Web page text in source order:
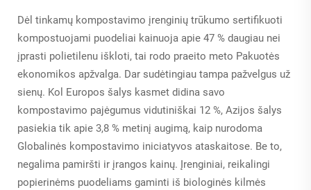
Dėl tinkamų kompostavimo įrenginių trūkumo sertifikuoti
kompostuojami puodeliai kainuoja apie 47 % daugiau nei
įprasti polietilenu iškloti, tai rodo praeito meto Pakuotės
ekonomikos apžvalga. Dar sudėtingiau tampa pažvelgus už
sienų. Kol Europos šalys kasmet didina savo
kompostavimo pajėgumus vidutiniškai 12 %, Azijos šalys
pasiekia tik apie 3,8 % metinį augimą, kaip nurodoma
Globalinės kompostavimo iniciatyvos ataskaitose. Be to,
negalima pamiršti ir įrangos kainų. Įrenginiai, reikalingi
popierinėms puodeliams gaminti iš biologinės kilmės